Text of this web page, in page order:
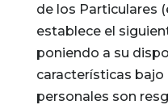
de los Particulares
establece el
poniendo a su
características bajo
personales son